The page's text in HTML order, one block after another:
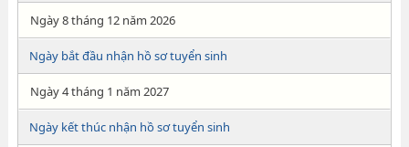
Ngày 8 tháng 12 năm 2026
Ngày bắt đầu nhận hồ sơ tuyển sinh
Ngày 4 tháng 1 năm 2027
Ngày kết thúc nhận hồ sơ tuyển sinh